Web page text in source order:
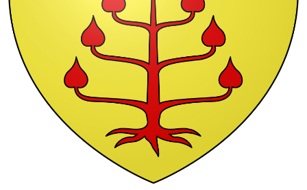
Fêtes et manifestations
Numéros d'urgence
Terrains et maisons à vendre
VOTRE MAIRIE